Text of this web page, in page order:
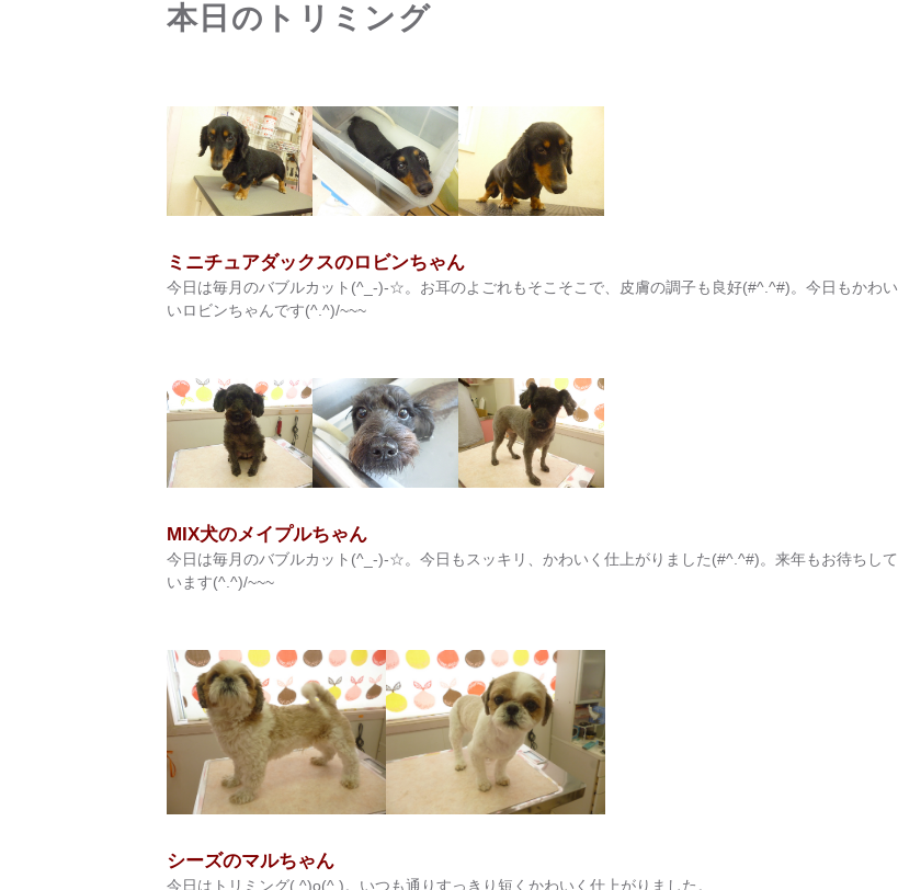
本日のトリミング
ミニチュアダックスのロビンちゃん
今日は毎月のバブルカット(^_-)-☆。お耳のよごれもそこそこで、皮膚の調子も良好(#^.^#)。今日もかわい
いロビンちゃんです(^.^)/~~~
MIX犬のメイプルちゃん
今日は毎月のバブルカット(^_-)-☆。今日もスッキリ、かわいく仕上がりました(#^.^#)。来年もお待ちして
います(^.^)/~~~
シーズのマルちゃん
今日はトリミング( ^)o(^ )。いつも通りすっきり短くかわいく仕上がりました。